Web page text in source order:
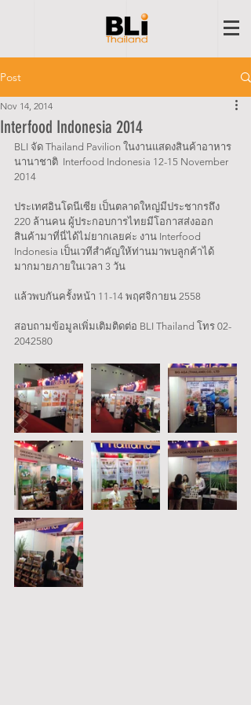
Post
Interfood Indonesia 2014
Nov 14, 2014
BLI จัด Thailand Pavilion ในงานแสดงสินค้าอาหาร
นานาชาติ  Interfood Indonesia 12-15 November
2014
ประเทศอินโดนีเซีย เป็นตลาดใหญ่มีประชากรถึง
220 ล้านคน ผู้ประกอบการไทยมีโอกาสส่งออก
สินค้ามาที่นี่ได้ไม่ยากเลยค่ะ งาน Interfood
Indonesia เป็นเวทีสำคัญให้ท่านมาพบลูกค้าได้
มากมายภายในเวลา 3 วัน
แล้วพบกันครั้งหน้า 11-14 พฤศจิกายน 2558
สอบถามข้อมูลเพิ่มเติมติดต่อ BLI Thailand โทร 02-
2042580